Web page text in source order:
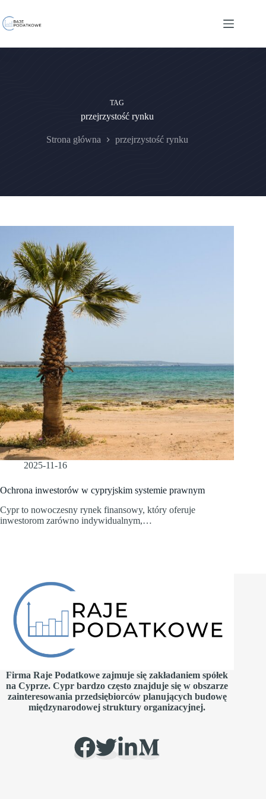
do
treści
TAG
przejrzystość rynku
Strona główna przejrzystość rynku
2025-11-16
Ochrona inwestorów w cypryjskim systemie prawnym
Cypr to nowoczesny rynek finansowy, który oferuje
inwestorom zarówno indywidualnym,…
Firma Raje Podatkowe zajmuje się zakładaniem spółek
na Cyprze. Cypr bardzo często znajduje się w obszarze
zainteresowania przedsiębiorców planujących budowę
międzynarodowej struktury organizacyjnej.